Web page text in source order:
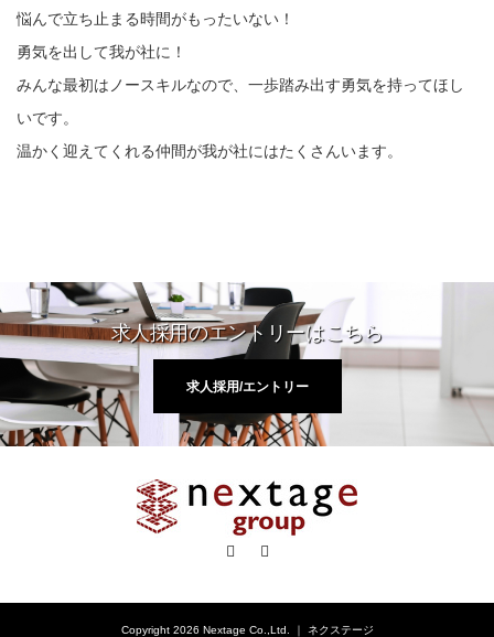
悩んで立ち止まる時間がもったいない！
勇気を出して我が社に！
みんな最初はノースキルなので、一歩踏み出す勇気を持ってほし
いです。
温かく迎えてくれる仲間が我が社にはたくさんいます。
求人採用のエントリーはこちら
求人採用/エントリー
Facebook
Copyright 2026 Nextage Co.,Ltd. ｜ ネクステージ